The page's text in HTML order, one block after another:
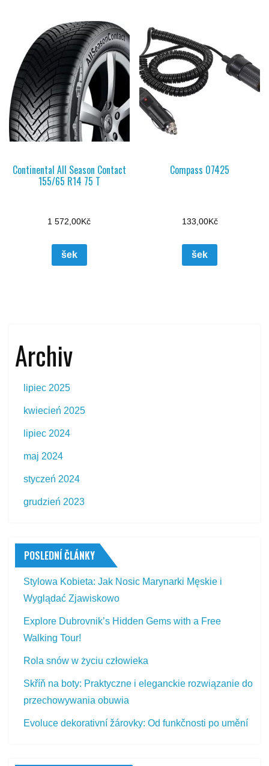
Continental All Season Contact
155/65 R14 75 T
1 572,00Kč
šek
Compass 07425
133,00Kč
šek
Archiv
lipiec 2025
kwiecień 2025
lipiec 2024
maj 2024
styczeń 2024
grudzień 2023
POSLEDNÍ ČLÁNKY
Stylowa Kobieta: Jak Nosic Marynarki Męskie i
Wyglądać Zjawiskowo
Explore Dubrovnik’s Hidden Gems with a Free
Walking Tour!
Rola snów w życiu człowieka
Skříň na boty: Praktyczne i eleganckie rozwiązanie do
przechowywania obuwia
Evoluce dekorativní žárovky: Od funkčnosti po umění